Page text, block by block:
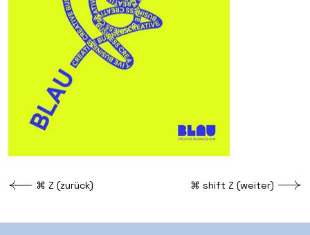
⌘ Z (zurück) ⌘ shift Z (weiter)